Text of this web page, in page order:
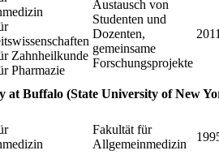
Zahnheilkunde
Pharmazie
Austausch von
Studenten und
Dozenten,
gemeinsame
Forschungsprojekte
at Buffalo (State University of New
Fakultät für
Allgemeinmedizin